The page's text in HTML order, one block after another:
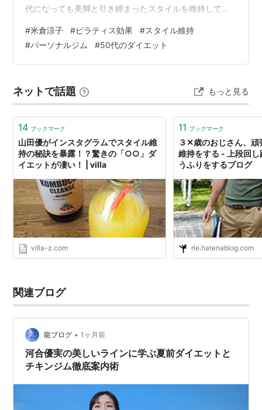
代になっても美脚と引き締まったスタイルを維持してい
注目が集まっています。 結論から言えば、米倉涼子さん
は体づくりへの意識が高く、ピラティスやトレーニング
を生活の一部として取り入れていることが知られていま
いては公式にすべて公表されているわけではありませ
ん。 この記事では、米倉涼子さんのボディ…
#米倉涼子 #ピラティス効果 #スタイル維持
#パーソナルジム #50代のダイエット
ネットで話題 もっと見る
14 ブックマーク
山田優がインスタグラムでスタイル維
持の秘訣を暴露！？驚きの「○○」ダ
イエットが凄い！ | villa
villa-z.com
11 ブックマーク
３✕歳のおじさん、頑
維持をする - 上段回
うふりをするブログ
rle.hatenablog.com
関連ブログ
龍ブログ • 1ヶ月前
河合優実の美しいラインに学ぶ夏前ダイエットと
チキンジム徹底案内術